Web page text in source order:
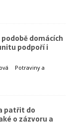
domácích
podpoří i
Potraviny a
patřit do
o zázvoru a